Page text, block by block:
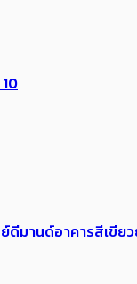
ดีมานด์อาคารสีเขีย